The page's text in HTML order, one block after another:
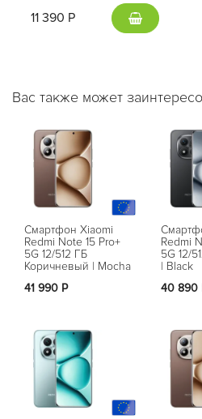
11 390 Р
Вас также может
Смартфон Xiaomi
Redmi Note 15 Pro+
5G 12/512 ГБ
Коричневый | Mocha
41 990 Р
Redmi
5G 12/
| Black
40 890